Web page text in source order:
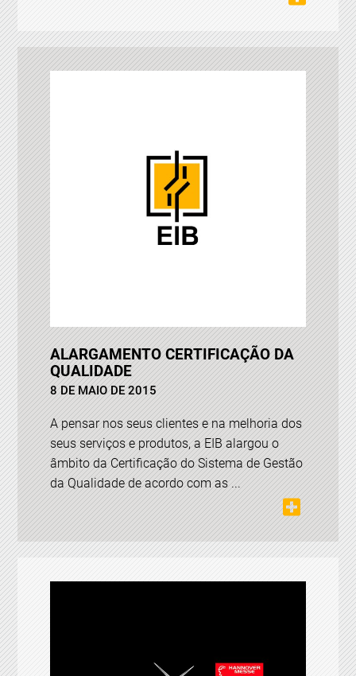
ALARGAMENTO CERTIFICAÇÃO DA
QUALIDADE
8 DE MAIO DE 2015
A pensar nos seus clientes e na melhoria dos
seus serviços e produtos, a EIB alargou o
âmbito da Certificação do Sistema de Gestão
da Qualidade de acordo com as ...